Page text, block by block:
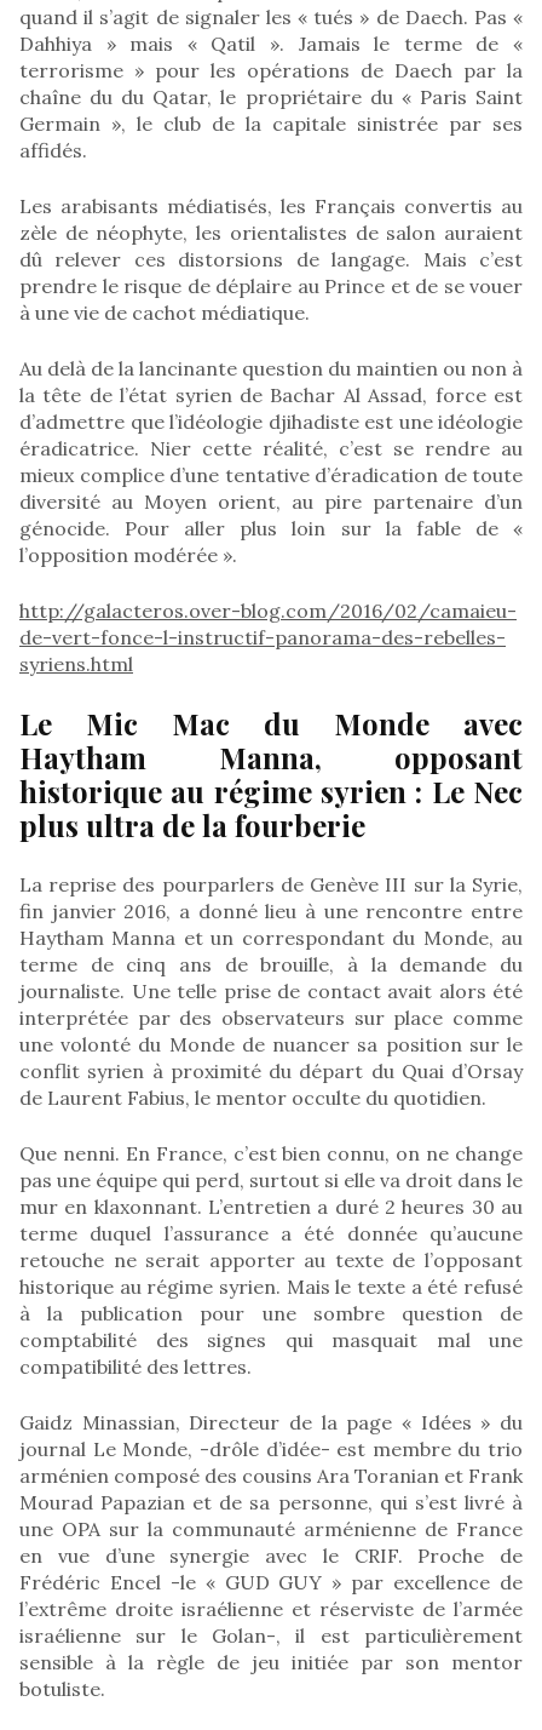
quand il s’agit de signaler les « tués » de Daech. Pas «
Dahhiya » mais « Qatil ». Jamais le terme de «
terrorisme » pour les opérations de Daech par la
chaîne du du Qatar, le propriétaire du « Paris Saint
Germain », le club de la capitale sinistrée par ses
affidés.
Les arabisants médiatisés, les Français convertis au
zèle de néophyte, les orientalistes de salon auraient
dû relever ces distorsions de langage. Mais c’est
prendre le risque de déplaire au Prince et de se vouer
à une vie de cachot médiatique.
Au delà de la lancinante question du maintien ou non à
la tête de l’état syrien de Bachar Al Assad, force est
d’admettre que l’idéologie djihadiste est une idéologie
éradicatrice. Nier cette réalité, c’est se rendre au
mieux complice d’une tentative d’éradication de toute
diversité au Moyen orient, au pire partenaire d’un
génocide. Pour aller plus loin sur la fable de «
l’opposition modérée ».
http://galacteros.over-blog.com/2016/02/camaieu-
de-vert-fonce-l-instructif-panorama-des-rebelles-
syriens.html
Le Mic Mac du Monde avec
Haytham Manna, opposant
historique au régime syrien : Le Nec
plus ultra de la fourberie
La reprise des pourparlers de Genève III sur la Syrie,
fin janvier 2016, a donné lieu à une rencontre entre
Haytham Manna et un correspondant du Monde, au
terme de cinq ans de brouille, à la demande du
journaliste. Une telle prise de contact avait alors été
interprétée par des observateurs sur place comme
une volonté du Monde de nuancer sa position sur le
conflit syrien à proximité du départ du Quai d’Orsay
de Laurent Fabius, le mentor occulte du quotidien.
Que nenni. En France, c’est bien connu, on ne change
pas une équipe qui perd, surtout si elle va droit dans le
mur en klaxonnant. L’entretien a duré 2 heures 30 au
terme duquel l’assurance a été donnée qu’aucune
retouche ne serait apporter au texte de l’opposant
historique au régime syrien. Mais le texte a été refusé
à la publication pour une sombre question de
comptabilité des signes qui masquait mal une
compatibilité des lettres.
Gaidz Minassian, Directeur de la page « Idées » du
journal Le Monde, -drôle d’idée- est membre du trio
arménien composé des cousins Ara Toranian et Frank
Mourad Papazian et de sa personne, qui s’est livré à
une OPA sur la communauté arménienne de France
en vue d’une synergie avec le CRIF. Proche de
Frédéric Encel -le « GUD GUY » par excellence de
l’extrême droite israélienne et réserviste de l’armée
israélienne sur le Golan-, il est particulièrement
sensible à la règle de jeu initiée par son mentor
botuliste.